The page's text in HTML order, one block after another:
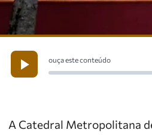
ouça este conteúdo
A Catedral Metropolitana